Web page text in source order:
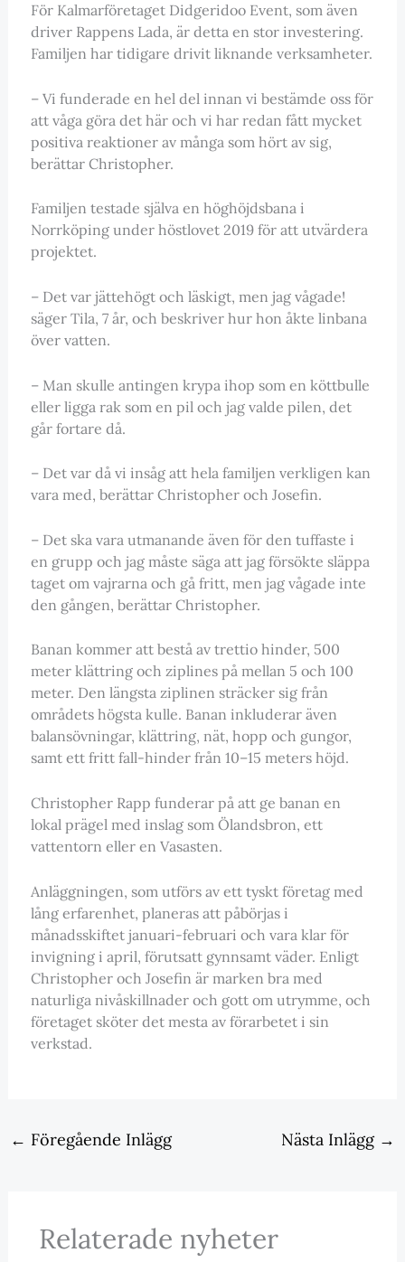
För Kalmarföretaget Didgeridoo Event, som även
driver Rappens Lada, är detta en stor investering.
Familjen har tidigare drivit liknande verksamheter.
– Vi funderade en hel del innan vi bestämde oss för
att våga göra det här och vi har redan fått mycket
positiva reaktioner av många som hört av sig,
berättar Christopher.
Familjen testade själva en höghöjdsbana i
Norrköping under höstlovet 2019 för att utvärdera
projektet.
– Det var jättehögt och läskigt, men jag vågade!
säger Tila, 7 år, och beskriver hur hon åkte linbana
över vatten.
– Man skulle antingen krypa ihop som en köttbulle
eller ligga rak som en pil och jag valde pilen, det
går fortare då.
– Det var då vi insåg att hela familjen verkligen kan
vara med, berättar Christopher och Josefin.
– Det ska vara utmanande även för den tuffaste i
en grupp och jag måste säga att jag försökte släppa
taget om vajrarna och gå fritt, men jag vågade inte
den gången, berättar Christopher.
Banan kommer att bestå av trettio hinder, 500
meter klättring och ziplines på mellan 5 och 100
meter. Den längsta ziplinen sträcker sig från
områdets högsta kulle. Banan inkluderar även
balansövningar, klättring, nät, hopp och gungor,
samt ett fritt fall-hinder från 10–15 meters höjd.
Christopher Rapp funderar på att ge banan en
lokal prägel med inslag som Ölandsbron, ett
vattentorn eller en Vasasten.
Anläggningen, som utförs av ett tyskt företag med
lång erfarenhet, planeras att påbörjas i
månadsskiftet januari-februari och vara klar för
invigning i april, förutsatt gynnsamt väder. Enligt
Christopher och Josefin är marken bra med
naturliga nivåskillnader och gott om utrymme, och
företaget sköter det mesta av förarbetet i sin
verkstad.
← Föregående Inlägg Nästa Inlägg →
Relaterade nyheter